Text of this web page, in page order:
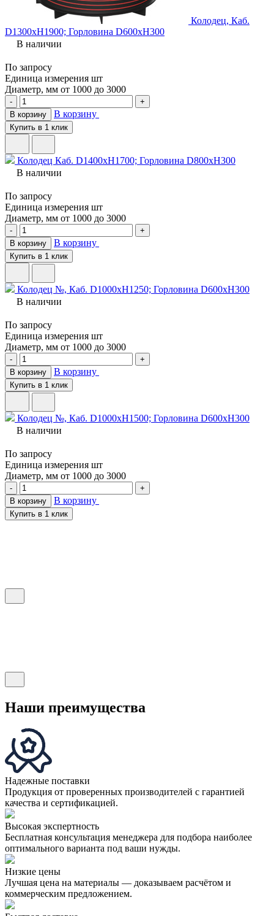
Колодец, Каб.
D1300хH1900; Горловина D600хH300
В наличии
По запросу
Единица измерения шт
Диаметр, мм от 1000 до 3000
-
+
В корзину
В корзину
Купить в 1 клик
Колодец Каб. D1400хH1700; Горловина D800хH300
В наличии
По запросу
Единица измерения шт
Диаметр, мм от 1000 до 3000
-
+
В корзину
В корзину
Купить в 1 клик
Колодец №, Каб. D1000хH1250; Горловина D600хH300
В наличии
По запросу
Единица измерения шт
Диаметр, мм от 1000 до 3000
-
+
В корзину
В корзину
Купить в 1 клик
Колодец №, Каб. D1000хH1500; Горловина D600хH300
В наличии
По запросу
Единица измерения шт
Диаметр, мм от 1000 до 3000
-
+
В корзину
В корзину
Купить в 1 клик
Наши преимущества
Надежные поставки
Продукция от проверенных производителей с гарантией
качества и сертификацией.
Высокая экспертность
Бесплатная консультация менеджера для подбора наиболее
оптимального варианта под ваши нужды.
Низкие цены
Лучшая цена на материалы — доказываем расчётом и
коммерческим предложением.